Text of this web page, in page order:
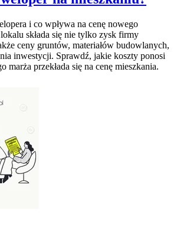
i co wpływa na cenę nowego
składa się nie tylko zysk firmy
ceny gruntów, materiałów budowlanych,
inwestycji. Sprawdź, jakie koszty ponosi
marża przekłada się na cenę mieszkania.